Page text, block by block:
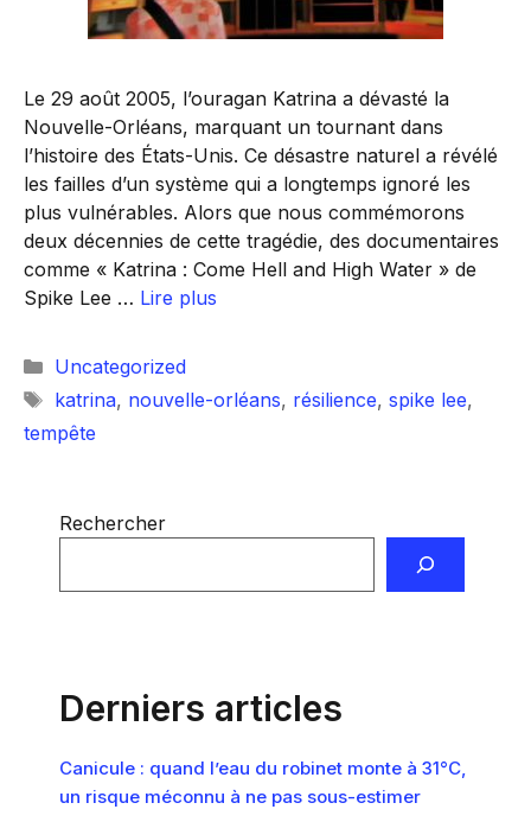
Le 29 août 2005, l’ouragan Katrina a dévasté la
Nouvelle-Orléans, marquant un tournant dans
l’histoire des États-Unis. Ce désastre naturel a révélé
les failles d’un système qui a longtemps ignoré les
plus vulnérables. Alors que nous commémorons
deux décennies de cette tragédie, des documentaires
comme « Katrina : Come Hell and High Water » de
Spike Lee … Lire plus
Catégories
Uncategorized
Étiquettes
katrina, nouvelle-orléans, résilience, spike lee,
tempête
Rechercher
Derniers articles
Canicule : quand l’eau du robinet monte à 31°C,
un risque méconnu à ne pas sous-estimer